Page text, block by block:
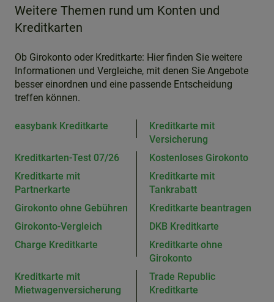
Weitere Themen rund um Konten und
Kreditkarten
Ob Girokonto oder Kreditkarte: Hier finden Sie weitere
Informationen und Vergleiche, mit denen Sie Angebote
besser einordnen und eine passende Entscheidung
treffen können.
easybank Kreditkarte
Kreditkarte mit
Versicherung
Kreditkarten-Test 07/26
Kostenloses Girokonto
Kreditkarte mit
Partnerkarte
Kreditkarte mit
Tankrabatt
Girokonto ohne Gebühren
Kreditkarte beantragen
Girokonto-Vergleich
DKB Kreditkarte
Charge Kreditkarte
Kreditkarte ohne
Girokonto
Kreditkarte mit
Mietwagenversicherung
Trade Republic
Kreditkarte